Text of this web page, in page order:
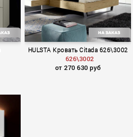
HULSTA Кровать Citada 626\3002
626\3002
от 270 630 руб